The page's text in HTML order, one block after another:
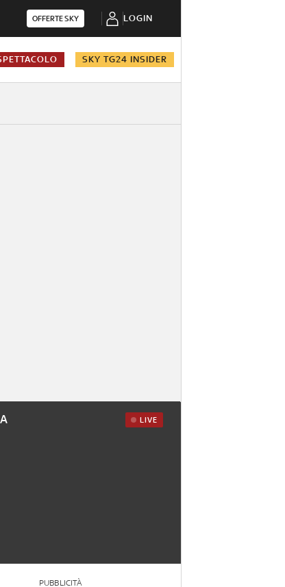
OFFERTE SKY LOGIN
SKY TG24 INSIDER
LIVE
PUBBLICITÀ